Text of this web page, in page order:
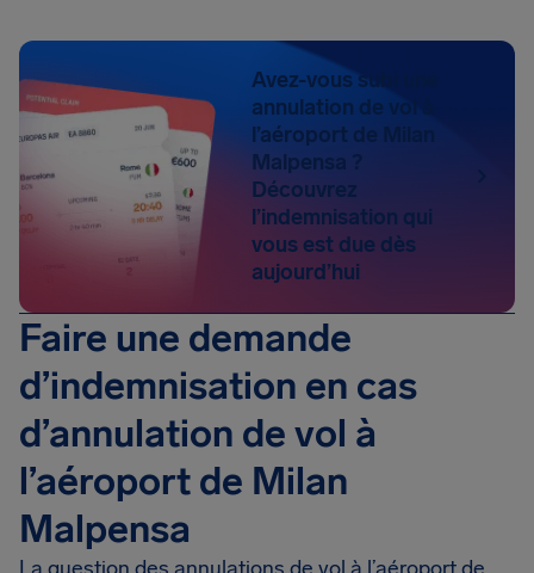
Avez-vous subi une
annulation de vol à
l’aéroport de Milan
Malpensa ?
Découvrez
l’indemnisation qui
vous est due dès
aujourd’hui
Faire une demande
d’indemnisation en cas
d’annulation de vol à
l’aéroport de Milan
Malpensa